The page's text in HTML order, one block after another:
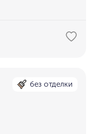
без отделки